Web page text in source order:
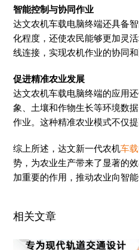
智能控制与协同作业
达文农机车载电脑终端还具备
化程度，还使农民能够更加灵
线连接，实现农机作业的协同
促进精准农业发展
达文农机车载电脑终端的应用
象、土壤和作物生长等环境数
作业。这种精准农业模式不仅
综上所述，达文新一代农机车
势，为农业生产带来了显著的
加重要的作用，推动农业向智
相关文章